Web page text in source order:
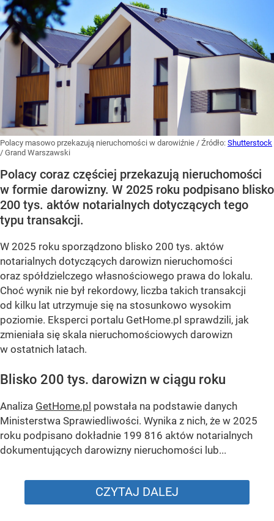
Polacy masowo przekazują nieruchomości w darowiźnie / Źródło: Shutterstock
/ Grand Warszawski
Polacy coraz częściej przekazują nieruchomości
w formie darowizny. W 2025 roku podpisano blisko
200 tys. aktów notarialnych dotyczących tego
typu transakcji.
W 2025 roku sporządzono blisko 200 tys. aktów
notarialnych dotyczących darowizn nieruchomości
oraz spółdzielczego własnościowego prawa do lokalu.
Choć wynik nie był rekordowy, liczba takich transakcji
od kilku lat utrzymuje się na stosunkowo wysokim
poziomie. Eksperci portalu GetHome.pl sprawdzili, jak
zmieniała się skala nieruchomościowych darowizn
w ostatnich latach.
Blisko 200 tys. darowizn w ciągu roku
Analiza GetHome.pl powstała na podstawie danych
Ministerstwa Sprawiedliwości. Wynika z nich, że w 2025
roku podpisano dokładnie 199 816 aktów notarialnych
dokumentujących darowizny nieruchomości lub...
CZYTAJ DALEJ